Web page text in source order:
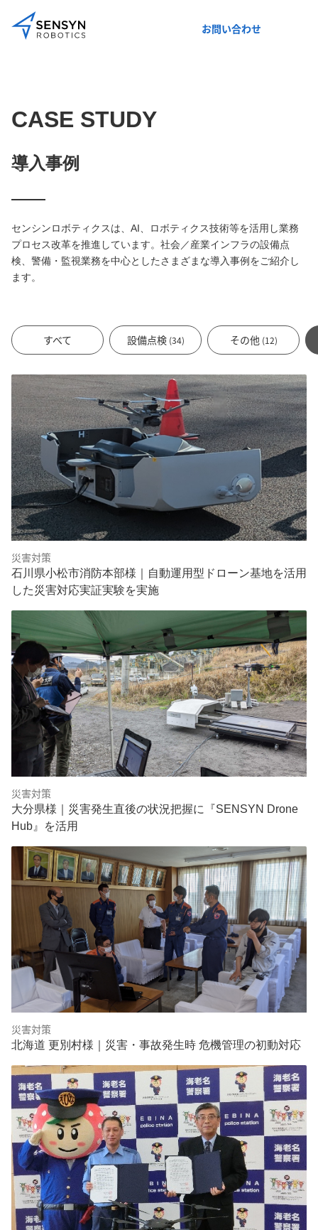
お問い合わせ
CASE STUDY
導入事例
センシンロボティクスは、AI、ロボティクス技術等を活用し業務
プロセス改革を推進しています。社会／産業インフラの設備点
検、警備・監視業務を中心としたさまざまな導入事例をご紹介し
ます。
すべて 設備点検 (34) その他 (12)
災害対策
石川県小松市消防本部様｜自動運用型ドローン基地を活用
した災害対応実証実験を実施
災害対策
大分県様｜災害発生直後の状況把握に『SENSYN Drone
Hub』を活用
災害対策
北海道 更別村様｜災害・事故発生時 危機管理の初動対応